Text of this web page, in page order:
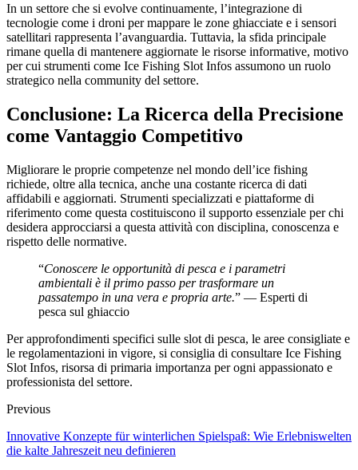
In un settore che si evolve continuamente, l’integrazione di
tecnologie come i droni per mappare le zone ghiacciate e i sensori
satellitari rappresenta l’avanguardia. Tuttavia, la sfida principale
rimane quella di mantenere aggiornate le risorse informative, motivo
per cui strumenti come Ice Fishing Slot Infos assumono un ruolo
strategico nella community del settore.
Conclusione: La Ricerca della Precisione
come Vantaggio Competitivo
Migliorare le proprie competenze nel mondo dell’ice fishing
richiede, oltre alla tecnica, anche una costante ricerca di dati
affidabili e aggiornati. Strumenti specializzati e piattaforme di
riferimento come questa costituiscono il supporto essenziale per chi
desidera approcciarsi a questa attività con disciplina, conoscenza e
rispetto delle normative.
“Conoscere le opportunità di pesca e i parametri
ambientali è il primo passo per trasformare un
passatempo in una vera e propria arte.” — Esperti di
pesca sul ghiaccio
Per approfondimenti specifici sulle slot di pesca, le aree consigliate e
le regolamentazioni in vigore, si consiglia di consultare Ice Fishing
Slot Infos, risorsa di primaria importanza per ogni appassionato e
professionista del settore.
Previous
Innovative Konzepte für winterlichen Spielspaß: Wie Erlebniswelten
die kalte Jahreszeit neu definieren